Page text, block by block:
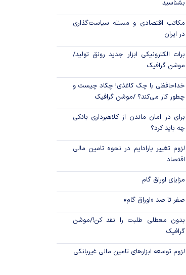
قیمت دلار و یورو مرکز مبادله ایران؛
امروز پنجشنبه ۱۵ مرداد ۱۴۰۵
سقوط ارزهای صادراتی در سیاهچاله
کارت‌های بازرگانی
بشناسید
مکاتب اقتصادی و مسئله سیاست‌گذاری
در ایران
برات الکترونیکی ابزار جدید رونق تولید/
موشن گرافیک
خداحافظی با چک کاغذی! چکاد چیست و
چطور کار می‌کند؟ /موشن گرافیک
برای در امان ماندن از کلاهبرداری بانکی
چه باید کرد؟
لزوم تغییر پارادایم در نحوه تامین مالی
اقتصاد
مزایای اوراق گام
صفر تا صد «اوراق گام»
بدون معطلی طلبت را نقد کن!/موشن
گرافیک
لزوم توسعه ابزارهای تامین مالی غیربانکی